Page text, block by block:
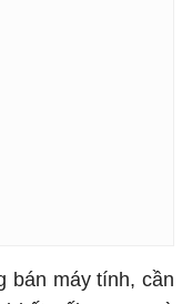
bán máy tính, cần